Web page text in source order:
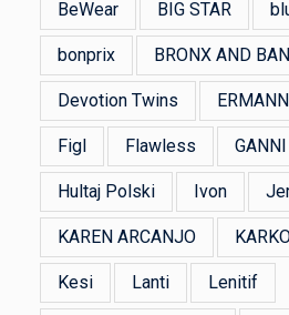
BeWear BIG STAR
bonprix BRONX AND
Devotion Twins
Figl Flawless GANNI
Hultaj Polski Ivon
KAREN ARCANJO
Kesi Lanti Lenitif